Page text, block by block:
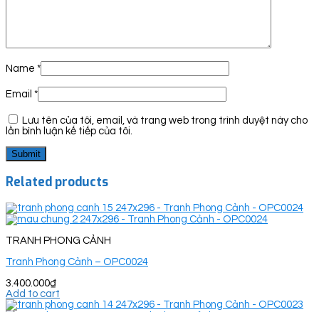
Name *
Email *
Lưu tên của tôi, email, và trang web trong trình duyệt này cho
lần bình luận kế tiếp của tôi.
Related products
TRANH PHONG CẢNH
Tranh Phong Cảnh – OPC0024
3.400.000₫
Add to cart